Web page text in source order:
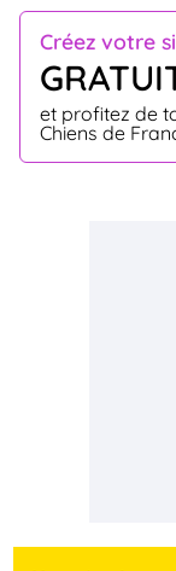
Créez votre
et profitez de
Chiens de